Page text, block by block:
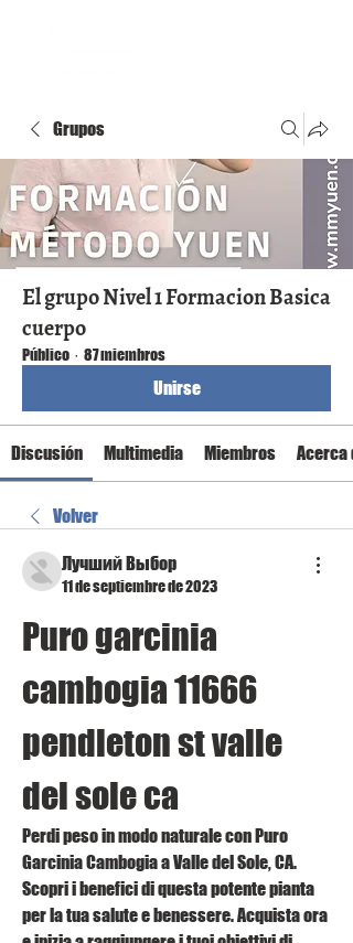
Grupos
El grupo Nivel 1 Formacion Basica
cuerpo
Público · 87 miembros
Unirse
Discusión Multimedia Miembros Acerca
Volver
Лучший Выбор
11 de septiembre de 2023
Puro garcinia
cambogia 11666
pendleton st valle
del sole ca
Perdi peso in modo naturale con Puro
Garcinia Cambogia a Valle del Sole, CA.
Scopri i benefici di questa potente pianta
per la tua salute e benessere. Acquista ora